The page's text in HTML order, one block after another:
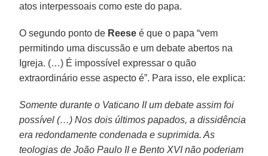
atos interpessoais como este do papa.
O segundo ponto de Reese é que o papa “vem
permitindo uma discussão e um debate abertos na
Igreja. (…) É impossível expressar o quão
extraordinário esse aspecto é”. Para isso, ele explica:
Somente durante o Vaticano II um debate assim foi
possível (…) Nos dois últimos papados, a dissidência
era redondamente condenada e suprimida. As
teologias de João Paulo II e Bento XVI não poderiam